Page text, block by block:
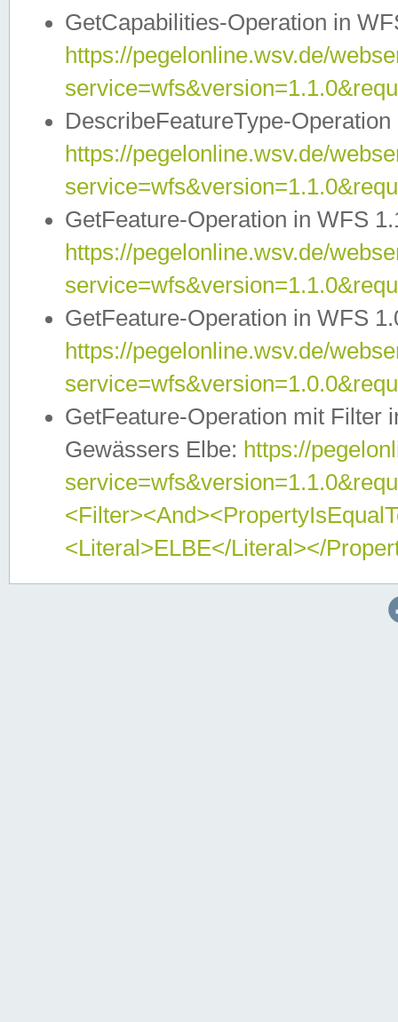
GetCapabilities-Operation in
https://pegelonline.wsv.de/
DescribeFeatureType-
https://pegelonline.wsv.de/
GetFeature-Operation in WFS
https://pegelonline.wsv.de/
GetFeature-Operation in WFS
https://pegelonline.wsv.de/
GetFeature-Operation mit Filter
Gewässers Elbe: https://
<Literal>ELBE</Literal></